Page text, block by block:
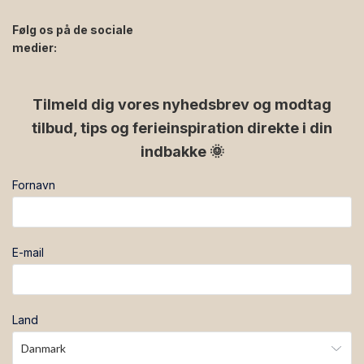
Følg os på de sociale
medier:
Tilmeld dig vores nyhedsbrev og modtag
tilbud, tips og ferieinspiration direkte i din
indbakke 🌞
Fornavn
E-mail
Land